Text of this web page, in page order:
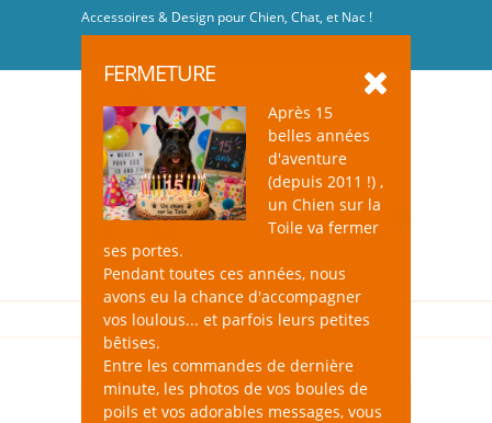
Accessoires & Design pour Chien, Chat, et Nac !
FERMETURE
Après 15
belles années
d'aventure
(depuis 2011 !) ,
un Chien sur la
Toile va fermer
ses portes.
Pendant toutes ces années, nous
avons eu la chance d'accompagner
vos loulous... et parfois leurs petites
bêtises.
Entre les commandes de dernière
minute, les photos de vos boules de
poils et vos adorables messages, vous